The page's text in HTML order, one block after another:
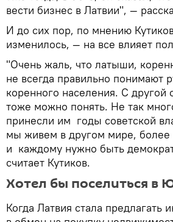
вести бизнес в Латвии", —
И до сих пор, по мнению
изменилось, — на все влияет
"Очень жаль, что латыши,
не всегда правильно понимают
коренного населения. С
тоже можно понять. Не так
принесли им годы советской
мы живем в другом мире, более
и каждому нужно быть
считает Кутиков.
Хотел бы поселиться в
Когда Латвия стала предлагать